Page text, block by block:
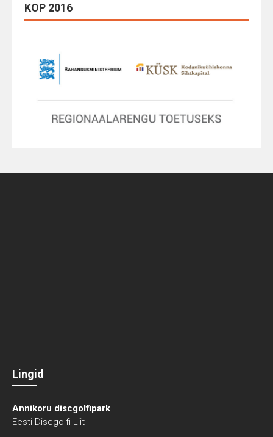
KOP 2016
Lingid
Annikoru discgolfipark
Eesti Discgolfi Liit